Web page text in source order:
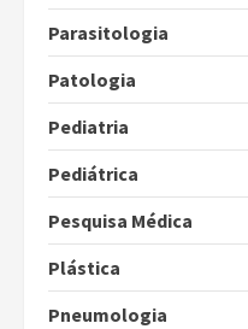
Parasitologia
Patologia
Pediatria
Pediátrica
Pesquisa Médica
Plástica
Pneumologia